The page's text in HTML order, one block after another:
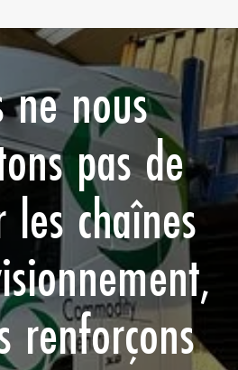
ne nous
pas de
chaînes
renforçons